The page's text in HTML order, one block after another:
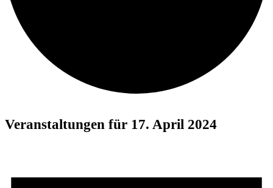
Veranstaltungen für 17. April 2024